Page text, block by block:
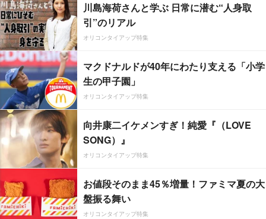
川島海荷さんと学ぶ 日常に潜む“人身取
引”のリアル
オリコンタイアップ特集
マクドナルドが40年にわたり支える「小学
生の甲子園」
オリコンタイアップ特集
向井康二イケメンすぎ！純愛『（LOVE
SONG）』
オリコンタイアップ特集
お値段そのまま45％増量！ファミマ夏の大
盤振る舞い
オリコンタイアップ特集